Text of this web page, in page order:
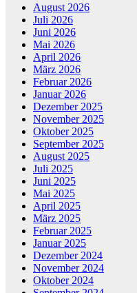
August 2026
Juli 2026
Juni 2026
Mai 2026
April 2026
März 2026
Februar 2026
Januar 2026
Dezember 2025
November 2025
Oktober 2025
September 2025
August 2025
Juli 2025
Juni 2025
Mai 2025
April 2025
März 2025
Februar 2025
Januar 2025
Dezember 2024
November 2024
Oktober 2024